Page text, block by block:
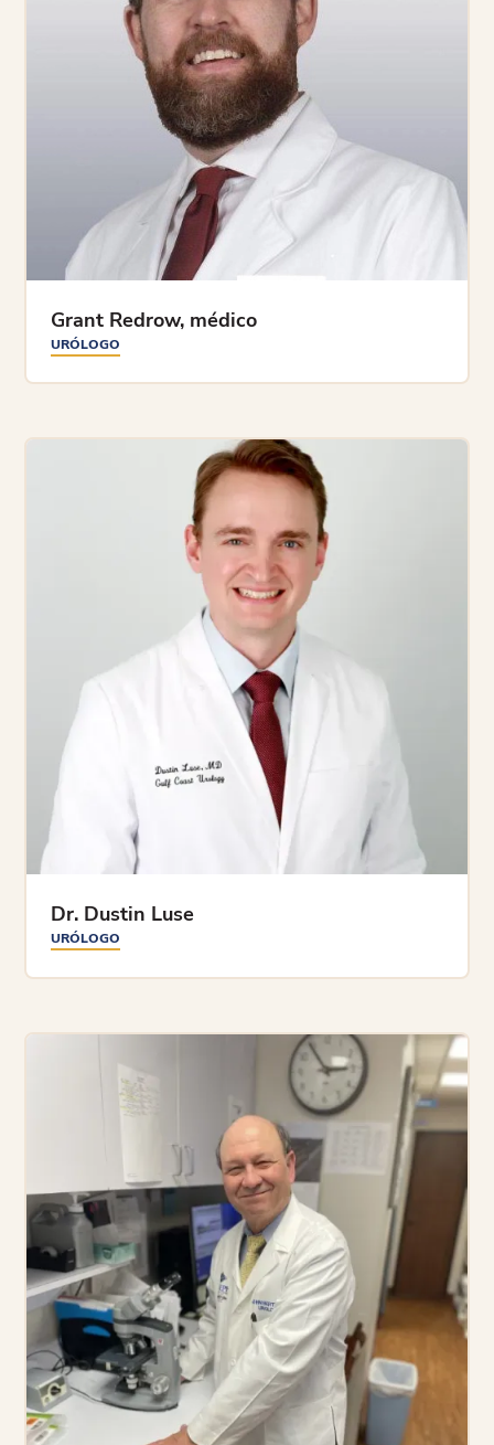
Grant Redrow, médico
URÓLOGO
Dr. Dustin Luse
URÓLOGO